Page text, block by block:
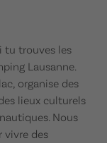
tu trouves les
Lausanne.
organise des
lieux culturels
Nous
vivre des